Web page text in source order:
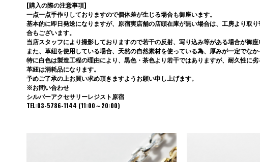
[購入の際の注意事項]
一点一点手作りしておりますので個体差が生じる場合も御座います。
基本的に即日発送になりますが、原宿実店舗の店頭在庫が無い場合は、工房より取
合もございます。
当店スタッフにより撮影しておりますので若干の反射、写り込み等がある場合が御座
また、革紐を使用している場合、天然の自然素材を使っている為、厚みが一定でな
特に白色は製造工程の理由により、黒色・茶色より若干ではありますが、耐久性に劣
革紐は消耗品になります。
予めご了承の上お買い求め頂きますようお願い申し上げます。
※お問い合わせ
シルバーアクセサリーレジスト原宿
TEL:03-5786-1144 (11:00～20:00)